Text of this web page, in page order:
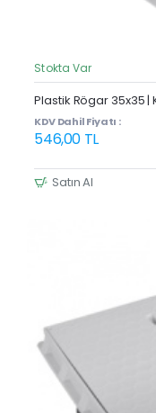
Stokta Var
Plastik Rögar 35x35 |
KDV Dahil Fiyatı :
546,00 TL
Satın Al